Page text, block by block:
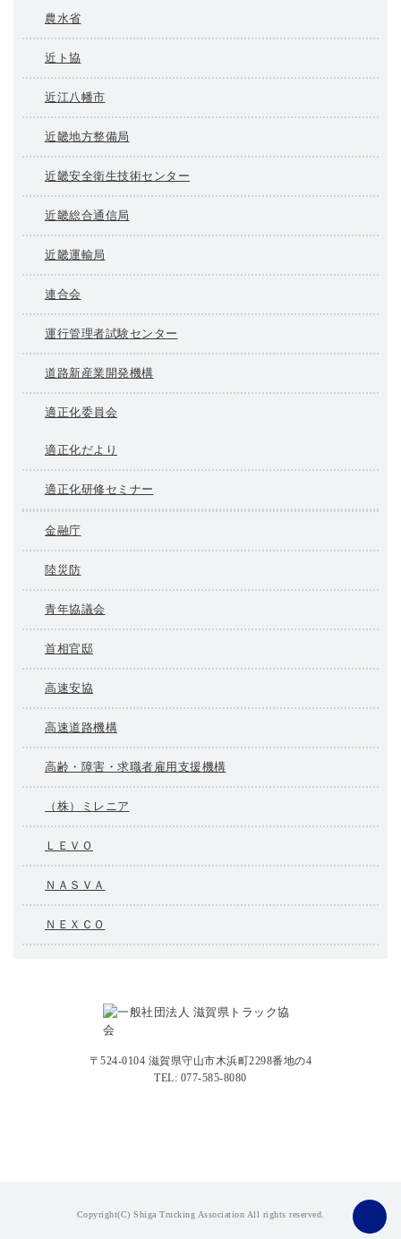
農水省
近ト協
近江八幡市
近畿地方整備局
近畿安全衛生技術センター
近畿総合通信局
近畿運輸局
連合会
運行管理者試験センター
道路新産業開発機構
適正化委員会
適正化だより
適正化研修セミナー
金融庁
陸災防
青年協議会
首相官邸
高速安協
高速道路機構
高齢・障害・求職者雇用支援機構
（株）ミレニア
ＬＥＶＯ
ＮＡＳＶＡ
ＮＥＸＣＯ
〒524-0104 滋賀県守山市木浜町2298番地の4
TEL: 077-585-8080
Copyright(C) Shiga Trucking Association All rights reserved.